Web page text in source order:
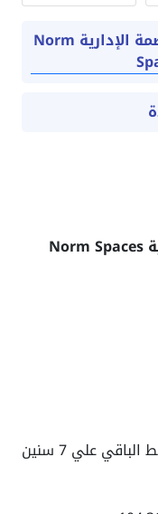
مول نورم سبيسز العاصمة الإدارية Norm
مول نورم سبيسز العاصمة الإدارية Norm Spaces